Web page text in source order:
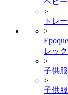
>
トレ
>
レッ
>
子供
>
子供